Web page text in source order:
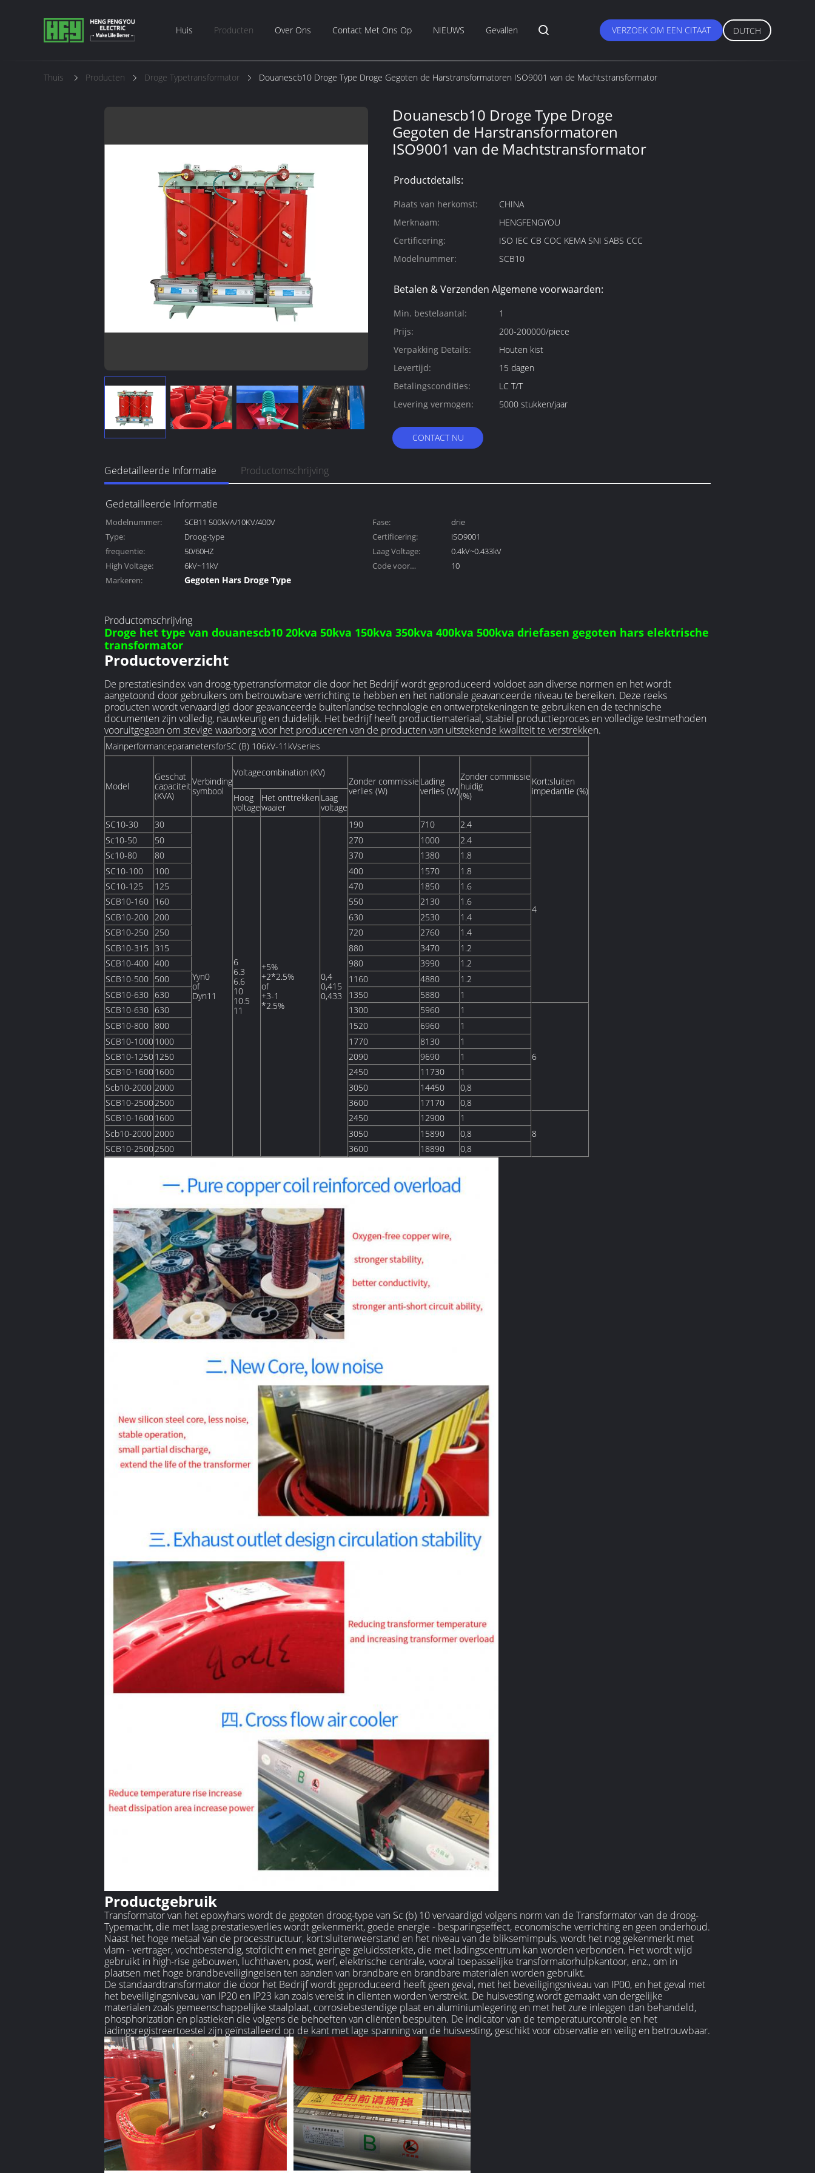
Huis Producten Over Ons Contact Met Ons Op NIEUWS Gevallen VERZOEK OM EEN CITAAT DUTCH
Thuis Producten Droge Typetransformator Douanescb10 Droge Type Droge Gegoten de Harstransformatoren ISO9001 van de Machtstransformator
Douanescb10 Droge Type Droge
Gegoten de Harstransformatoren
ISO9001 van de Machtstransformator
Productdetails:
Plaats van herkomst:
CHINA
Merknaam:
HENGFENGYOU
Certificering:
ISO IEC CB COC KEMA SNI SABS CCC
Modelnummer:
SCB10
Betalen & Verzenden Algemene voorwaarden:
Min. bestelaantal:
1
Prijs:
200-200000/piece
Verpakking Details:
Houten kist
Levertijd:
15 dagen
Betalingscondities:
LC T/T
Levering vermogen:
5000 stukken/jaar
CONTACT NU
Gedetailleerde Informatie Productomschrijving
Gedetailleerde Informatie
Modelnummer: SCB11 500kVA/10KV/400V Fase:
drie
Type:
Droog-type Certificering:
ISO9001
frequentie:
50/60HZ Laag Voltage:
0.4kV~0.433kV
High Voltage:
6kV~11kV
Code voor
10
Markeren:
Gegoten Hars Droge Type
De Transformator van de
machtsdistributie
Productomschrijving
Droge het type van douanescb10 20kva 50kva 150kva 350kva 400kva 500kva driefasen gegoten hars elektrische
transformator
Productoverzicht
De prestatiesindex van droog-typetransformator die door het Bedrijf wordt geproduceerd voldoet aan diverse normen en het wordt
aangetoond door gebruikers om betrouwbare verrichting te hebben en het nationale geavanceerde niveau te bereiken. Deze reeks
producten wordt vervaardigd door geavanceerde buitenlandse technologie en ontwerptekeningen te gebruiken en de technische
documenten zijn volledig, nauwkeurig en duidelijk. Het bedrijf heeft productiemateriaal, stabiel productieproces en volledige testmethoden
vooruitgegaan om stevige waarborg voor het produceren van de producten van uitstekende kwaliteit te verstrekken.
MainperformanceparametersforSC (B) 106kV-11kVseries
Model
Geschat
capaciteit
(KVA)
Verbinding
symbool
Voltagecombination (KV)
Zonder commissie
verlies (W)
Lading
verlies (W)
Zonder commissie
huidig
(%)
Kort:sluiten
impedantie (%)
Hoog
voltage
Het onttrekken
waaier
Laag
voltage
SC10-30
30
Yyn0
of
Dyn11
6
6.3
6.6
10
10.5
11
+5%
+2*2.5%
of
+3-1
*2.5%
0,4
0,415
0,433
190 710 2.4
4
Sc10-50 50 270 1000
2.4
Sc10-80
80 370 1380
1.8
SC10-100
100 400 1570
1.8
SC10-125
125 470 1850
1.6
SCB10-160 160 550 2130
1.6
SCB10-200 200 630 2530
1.4
SCB10-250 250 720 2760
1.4
SCB10-315 315 880 3470
1.2
SCB10-400 400 980 3990
1.2
SCB10-500 500 1160 4880
1.2
SCB10-630 630 1350 5880
1
SCB10-630 630 1300 5960 1
6
SCB10-800 800 1520 6960
1
SCB10-10001000 1770 8130
1
SCB10-12501250 2090 9690
1
SCB10-16001600 2450 11730
1
Scb10-2000 2000 3050 14450
0,8
SCB10-25002500 3600 17170
0,8
SCB10-16001600 2450 12900
1
8
Scb10-2000 2000 3050 15890
0,8
SCB10-25002500 3600 18890 0,8
Productgebruik
Transformator van het epoxyhars wordt de gegoten droog-type van Sc (b) 10 vervaardigd volgens norm van de Transformator van de droog-
Typemacht, die met laag prestatiesverlies wordt gekenmerkt, goede energie - besparingseffect, economische verrichting en geen onderhoud.
Naast het hoge metaal van de processtructuur, kort:sluitenweerstand en het niveau van de bliksemimpuls, wordt het nog gekenmerkt met
vlam - vertrager, vochtbestendig, stofdicht en met geringe geluidssterkte, die met ladingscentrum kan worden verbonden. Het wordt wijd
gebruikt in high-rise gebouwen, luchthaven, post, werf, elektrische centrale, vooral toepasselijke transformatorhulpkantoor, enz., om in
plaatsen met hoge brandbeveiligingeisen ten aanzien van brandbare en brandbare materialen worden gebruikt.
De standaardtransformator die door het Bedrijf wordt geproduceerd heeft geen geval, met het beveiligingsniveau van IP00, en het geval met
het beveiligingsniveau van IP20 en IP23 kan zoals vereist in cliënten worden verstrekt. De huisvesting wordt gemaakt van dergelijke
materialen zoals gemeenschappelijke staalplaat, corrosiebestendige plaat en aluminiumlegering en met het zure inleggen dan behandeld,
phosphorization en plastieken die volgens de behoeften van cliënten bespuiten. De indicator van de temperatuurcontrole en het
ladingsregistreertoestel zijn geïnstalleerd op de kant met lage spanning van de huisvesting, geschikt voor observatie en veilig en betrouwbaar.